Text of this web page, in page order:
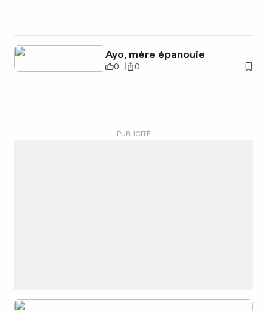
Ayo, mère épanouie
0 0
PUBLICITÉ